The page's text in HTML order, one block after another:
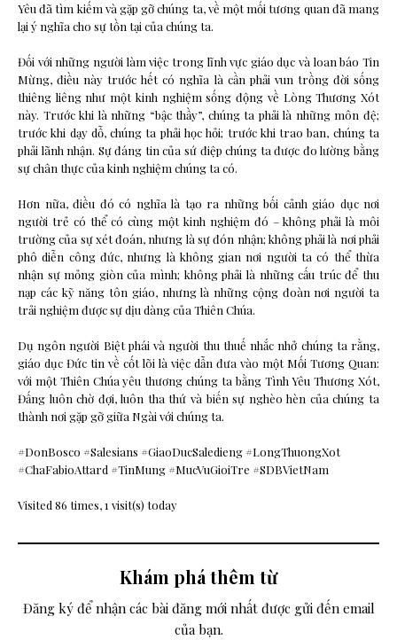
Yêu đã tìm kiếm và gặp gỡ chúng ta, về một mối tương quan đã mang
lại ý nghĩa cho sự tồn tại của chúng ta.
Đối với những người làm việc trong lĩnh vực giáo dục và loan báo Tin
Mừng, điều này trước hết có nghĩa là cần phải vun trồng đời sống
thiêng liêng như một kinh nghiệm sống động về Lòng Thương Xót
này. Trước khi là những “bậc thầy”, chúng ta phải là những môn đệ;
trước khi dạy dỗ, chúng ta phải học hỏi; trước khi trao ban, chúng ta
phải lãnh nhận. Sự đáng tin của sứ điệp chúng ta được đo lường bằng
sự chân thực của kinh nghiệm chúng ta có.
Hơn nữa, điều đó có nghĩa là tạo ra những bối cảnh giáo dục nơi
người trẻ có thể có cùng một kinh nghiệm đó – không phải là môi
trường của sự xét đoán, nhưng là sự đón nhận; không phải là nơi phải
phô diễn công đức, nhưng là không gian nơi người ta có thể thừa
nhận sự mỏng giòn của mình; không phải là những cấu trúc để thu
nạp các kỹ năng tôn giáo, nhưng là những cộng đoàn nơi người ta
trải nghiệm được sự dịu dàng của Thiên Chúa.
Dụ ngôn người Biệt phái và người thu thuế nhắc nhở chúng ta rằng,
giáo dục Đức tin về cốt lõi là việc dẫn đưa vào một Mối Tương Quan:
với một Thiên Chúa yêu thương chúng ta bằng Tình Yêu Thương Xót,
Đấng luôn chờ đợi, luôn tha thứ và biến sự nghèo hèn của chúng ta
thành nơi gặp gỡ giữa Ngài với chúng ta.
#DonBosco #Salesians #GiaoDucSaledieng #LongThuongXot
#ChaFabioAttard #TinMung #MucVuGioiTre #SDBVietNam
Visited 86 times, 1 visit(s) today
Khám phá thêm từ
Đăng ký để nhận các bài đăng mới nhất được gửi đến email
của bạn.